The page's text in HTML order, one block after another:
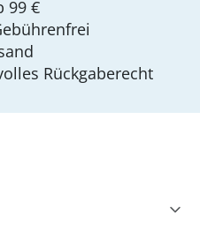
99 €
Rückgaberecht